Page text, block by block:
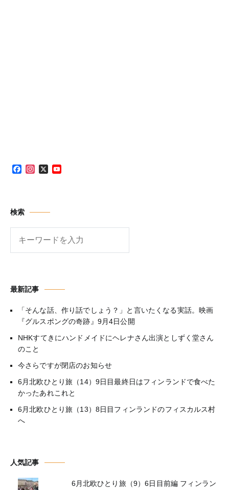
Facebook
Instagram
X
検索
最新記事
「そんな話、作り話でしょう？」と言いたくなる実話。映画
『グルスポングの奇跡』9月4日公開
NHKすてきにハンドメイドにヘレナさん出演としずく堂さん
のこと
今さらですが閉店のお知らせ
6月北欧ひとり旅（14）9日目最終日はフィンランドで食べた
かったあれこれと
6月北欧ひとり旅（13）8日目フィンランドのフィスカルス村
へ
人気記事
6月北欧ひとり旅（9）6日目前編 フィンラン